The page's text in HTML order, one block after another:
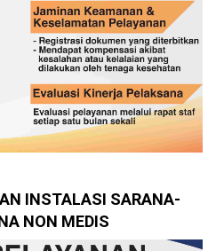
INSTALASI SARANA-
NON MEDIS